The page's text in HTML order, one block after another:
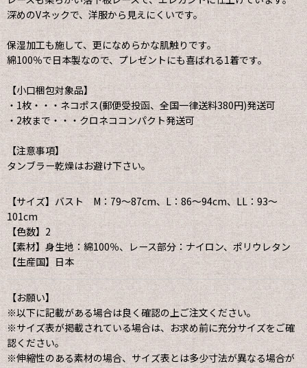
深めのVネックで、洋服から見えにくいです。
保湿加工も施して、更になめらかな肌触りです。
綿100％で日本製なので、プレゼントにも喜ばれる1着です。
【小口梱包対象品】
・1枚・・・ネコポス(郵便受投函、全国一律送料380円)発送可
・2枚まで・・・クロネココンパクト発送可
【注意事項】
タンブラー乾燥はお避け下さい。
【サイズ】バスト M：79〜87cm、L：86〜94cm、LL：93〜
101cm
【色数】2
【素材】身生地：綿100％、レース部分：ナイロン、ポリウレタン
【生産国】日本
【お願い】
※以下に記載がある場合は良く確認の上ご注文ください。
※サイズ表が掲載されている場合は、お求め前に充分サイズをご確
認ください。
※伸縮性のある素材の場合、サイズ表とは多少寸法が異なる場合が